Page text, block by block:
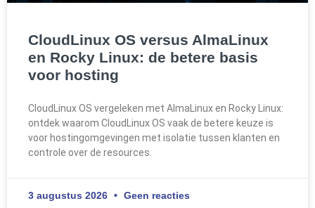
CloudLinux OS versus AlmaLinux
en Rocky Linux: de betere basis
voor hosting
CloudLinux OS vergeleken met AlmaLinux en Rocky Linux:
ontdek waarom CloudLinux OS vaak de betere keuze is
voor hostingomgevingen met isolatie tussen klanten en
controle over de resources.
3 augustus 2026 Geen reacties